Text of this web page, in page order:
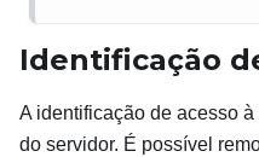
Identificação
A identificação de acesso
do servidor. É possível